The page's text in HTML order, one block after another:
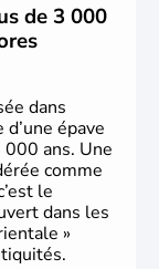
de 3 000
dans
épave
000 ans. Une
comme
le
dans les
»